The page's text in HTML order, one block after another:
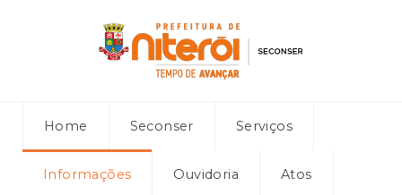
Home Seconser Serviços
Informações Ouvidoria Atos